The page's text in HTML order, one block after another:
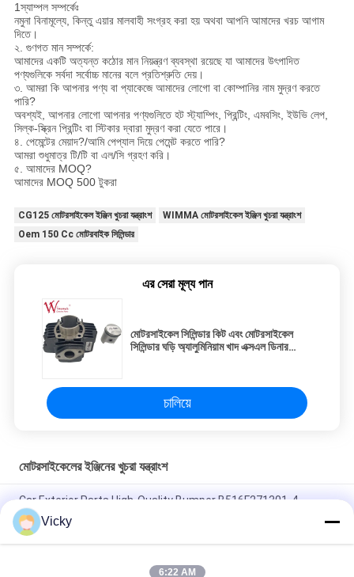
1স্যাম্পল সম্পর্কেঃ
নমুনা বিনামূল্যে, কিন্তু এয়ার মালবাহী সংগ্রহ করা হয় অথবা আপনি আমাদের খরচ আগাম
দিতে।
২. গুণগত মান সম্পর্কে:
আমাদের একটি অত্যন্ত কঠোর মান নিয়ন্ত্রণ ব্যবস্থা রয়েছে যা আমাদের উৎপাদিত
পণ্যগুলিকে সর্বদা সর্বোচ্চ মানের বলে প্রতিশ্রুতি দেয়।
৩. আমরা কি আপনার পণ্য বা প্যাকেজে আমাদের লোগো বা কোম্পানির নাম মুদ্রণ করতে
পারি?
অবশ্যই, আপনার লোগো আপনার পণ্যগুলিতে হট স্ট্যাম্পিং, প্রিন্টিং, এমবসিং, ইউভি লেপ,
সিল্ক-স্ক্রিন প্রিন্টিং বা স্টিকার দ্বারা মুদ্রণ করা যেতে পারে।
৪. পেমেন্টের মেয়াদ?/আমি পেপ্যাল দিয়ে পেমেন্ট করতে পারি?
আমরা শুধুমাত্র টি/টি বা এল/সি গ্রহণ করি।
৫. আমাদের MOQ?
আমাদের MOQ 500 টুকরা
CG125 মোটরসাইকেল ইঞ্জিন খুচরা যন্ত্রাংশ
WIMMA মোটরসাইকেল ইঞ্জিন খুচরা যন্ত্রাংশ
Oem 150 Cc মোটরবাইক সিলিন্ডার
এর সেরা মূল্য পান
মোটরসাইকেল সিলিন্ডার কিট এবং মোটরসাইকেল
সিলিন্ডার ঘড়ি অ্যালুমিনিয়াম খাদ এক্সএল ডিনার
চালিয়ে
মোটরসাইকেলের ইঞ্জিনের খুচরা যন্ত্রাংশ
Car Exterior Parts High-Quality Bumper B516F271301-4
CHANAN OSHAN​ Z6 Starry White
স্টার্টার মোটর হন্ডা EX5 মোটরসাইকেল ইঞ্জিন খুচরা যন্ত্রাংশ সস্তা পাইকারি উচ্চ পারফরম্যান্স
Vicky
6:22 AM